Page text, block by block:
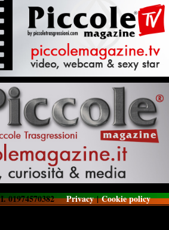
01974570382Privacy|Cookie policy